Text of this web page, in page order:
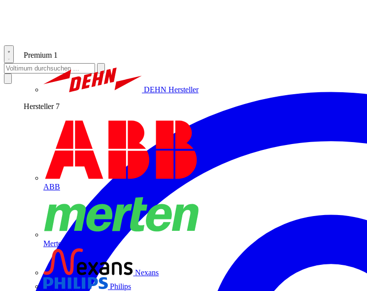
Premium 1
DEHN Hersteller
Hersteller 7
ABB
Merten
Nexans
Philips